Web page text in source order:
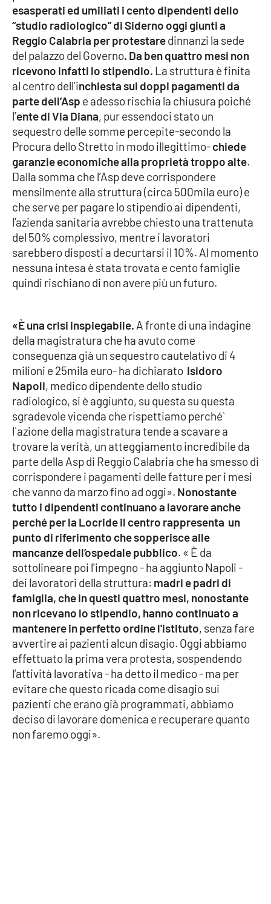
VIDEO
Ambiente
Cronaca
Cultura
Economia e Lavoro
Politica
Sanità
Società
Sport
Good Morning Vietnam
Parchi Marini Calabria
Leggendo Alvaro insieme
Imprese Di Calabria
Le perfidie di Antonella Grippo
Venti di comunicazione
STREAMING
LaC TV
LaC Network
LaC OnAir
EDIZIONI
LOCALI
Catanzaro
Crotone
esasperati ed umiliati i cento dipendenti dello
“studio radiologico” di Siderno oggi giunti a
Reggio Calabria per protestaredinnanzi la sede
del palazzo del Governo. Da ben quattro mesi non
ricevono infatti lo stipendio. La struttura è finita
al centro dell’inchiesta sui doppi pagamenti da
parte dell’Asp e adesso rischia la chiusura poiché
l’ente di Via Diana, pur essendoci stato un
sequestro delle somme percepite-secondo la
Procura dello Stretto in modo illegittimo-chiede
garanzie economiche alla proprietà troppo alte.
Dalla somma che l’Asp deve corrispondere
mensilmente alla struttura (circa 500mila euro) e
che serve per pagare lo stipendio ai dipendenti,
l’azienda sanitaria avrebbe chiesto una trattenuta
del 50% complessivo, mentre i lavoratori
sarebbero disposti a decurtarsi il 10%. Al momento
nessuna intesa è stata trovata e cento famiglie
quindi rischiano di non avere più un futuro.
«È una crisi inspiegabile. A fronte di una indagine
della magistratura che ha avuto come
conseguenza già un sequestro cautelativo di 4
milioni e 25mila euro- ha dichiarato Isidoro
Napoli, medico dipendente dello studio
radiologico, si è aggiunto, su questa su questa
sgradevole vicenda che rispettiamo perché`
l`azione della magistratura tende a scavare a
trovare la verità, un atteggiamento incredibile da
parte della Asp di Reggio Calabria che ha smesso di
corrispondere i pagamenti delle fatture per i mesi
che vanno da marzo fino ad oggi». Nonostante
tutto i dipendenti continuano a lavorare anche
perché per la Locride il centro rappresenta un
punto di riferimento che sopperisce alle
mancanze dell’ospedale pubblico. « È da
sottolineare poi l'impegno - ha aggiunto Napoli -
dei lavoratori della struttura: madri e padri di
famiglia, che in questi quattro mesi, nonostante
non ricevano lo stipendio, hanno continuato a
mantenere in perfetto ordine l'istituto, senza fare
avvertire ai pazienti alcun disagio. Oggi abbiamo
effettuato la prima vera protesta, sospendendo
l’attività lavorativa - ha detto il medico - ma per
evitare che questo ricada come disagio sui
pazienti che erano già programmati, abbiamo
deciso di lavorare domenica e recuperare quanto
non faremo oggi».